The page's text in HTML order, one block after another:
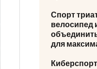
Спорт
велосипед
для